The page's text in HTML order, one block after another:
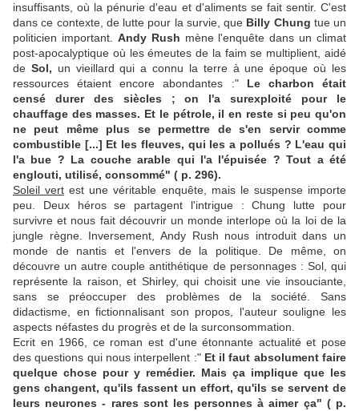
insuffisants, où la pénurie d'eau et d'aliments se fait sentir. C'est
dans ce contexte, de lutte pour la survie, que Billy Chung tue un
politicien important. Andy Rush mène l'enquête dans un climat
post-apocalyptique où les émeutes de la faim se multiplient, aidé
de Sol, un vieillard qui a connu la terre à une époque où les
ressources étaient encore abondantes :" Le charbon était
censé durer des siècles ; on l'a surexploité pour le
chauffage des masses. Et le pétrole, il en reste si peu qu'on
ne peut même plus se permettre de s'en servir comme
combustible [...] Et les fleuves, qui les a pollués ? L'eau qui
l'a bue ? La couche arable qui l'a l'épuisée ? Tout a été
englouti, utilisé, consommé" ( p. 296).
Soleil vert est une véritable enquête, mais le suspense importe
peu. Deux héros se partagent l'intrigue : Chung lutte pour
survivre et nous fait découvrir un monde interlope où la loi de la
jungle règne. Inversement, Andy Rush nous introduit dans un
monde de nantis et l'envers de la politique. De même, on
découvre un autre couple antithétique de personnages : Sol, qui
représente la raison, et Shirley, qui choisit une vie insouciante,
sans se préoccuper des problèmes de la société. Sans
didactisme, en fictionnalisant son propos, l'auteur souligne les
aspects néfastes du progrès et de la surconsommation.
Ecrit en 1966, ce roman est d'une étonnante actualité et pose
des questions qui nous interpellent :"Et il faut absolument faire
quelque chose pour y remédier. Mais ça implique que les
gens changent, qu'ils fassent un effort, qu'ils se servent de
leurs neurones - rares sont les personnes à aimer ça" ( p.